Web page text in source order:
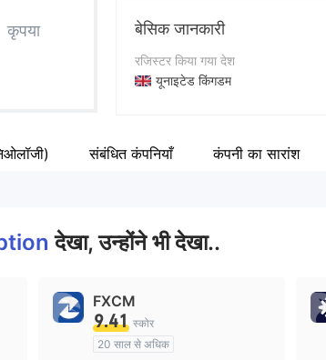
कृपया
बेसिक जानकारी
रजिस्टर किया गया देश
यूनाइटेड किंगडम
कंपनी का नाम
संबंधित कंपनियाँ कंपनी का सारांश
देखा, उन्होंने भी देखा..
FXCM
9.41 स्कोर
20 साल से अधिक